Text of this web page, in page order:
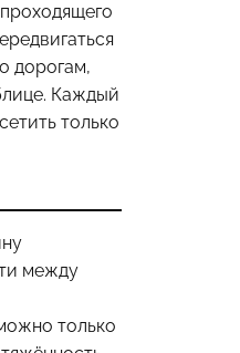
дорогам,
Каждый
только
между
только